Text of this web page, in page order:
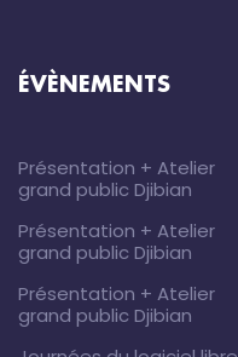
ÉVÈNEMENTS
Présentation + Atelier
grand public Djibian
Présentation + Atelier
grand public Djibian
Présentation + Atelier
grand public Djibian